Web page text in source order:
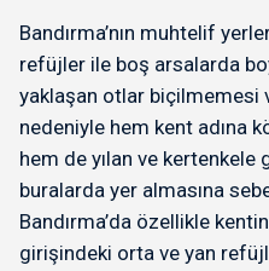
Bandırma’nın muhtelif
refüjler ile boş arsalarda
yaklaşan otlar biçilmemesi
nedeniyle hem kent adına
hem de yılan ve kertenkele
buralarda yer almasına
Bandırma’da özellikle
girişindeki orta ve yan